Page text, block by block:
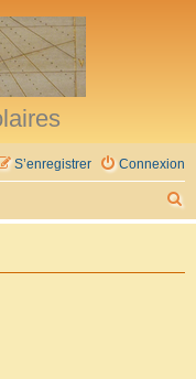
Connexion
S’enregistrer
e